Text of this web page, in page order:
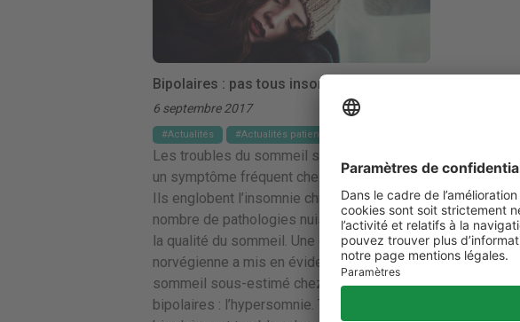
Bipolaires : pas tous insomniaques !
6 septembre 2017
Actualités Actualités patients
Les troubles du sommeil sont une plainte et
un symptôme fréquent chez les bipolaires.
Ils englobent l’insomnie chronique et
nombre de pathologies nuisant à la durée et
la qualité du sommeil. Une étude
norvégienne a mis en évidence un trouble du
sommeil sous-estimé chez les patients
bipolaires : l’hypersomnie. Troubles